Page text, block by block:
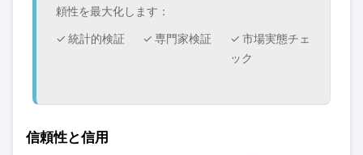
頼性を最大化します：
✓ 統計的検証
✓ 専門家検証
✓ 市場実態チェ
ック
信頼性と信用